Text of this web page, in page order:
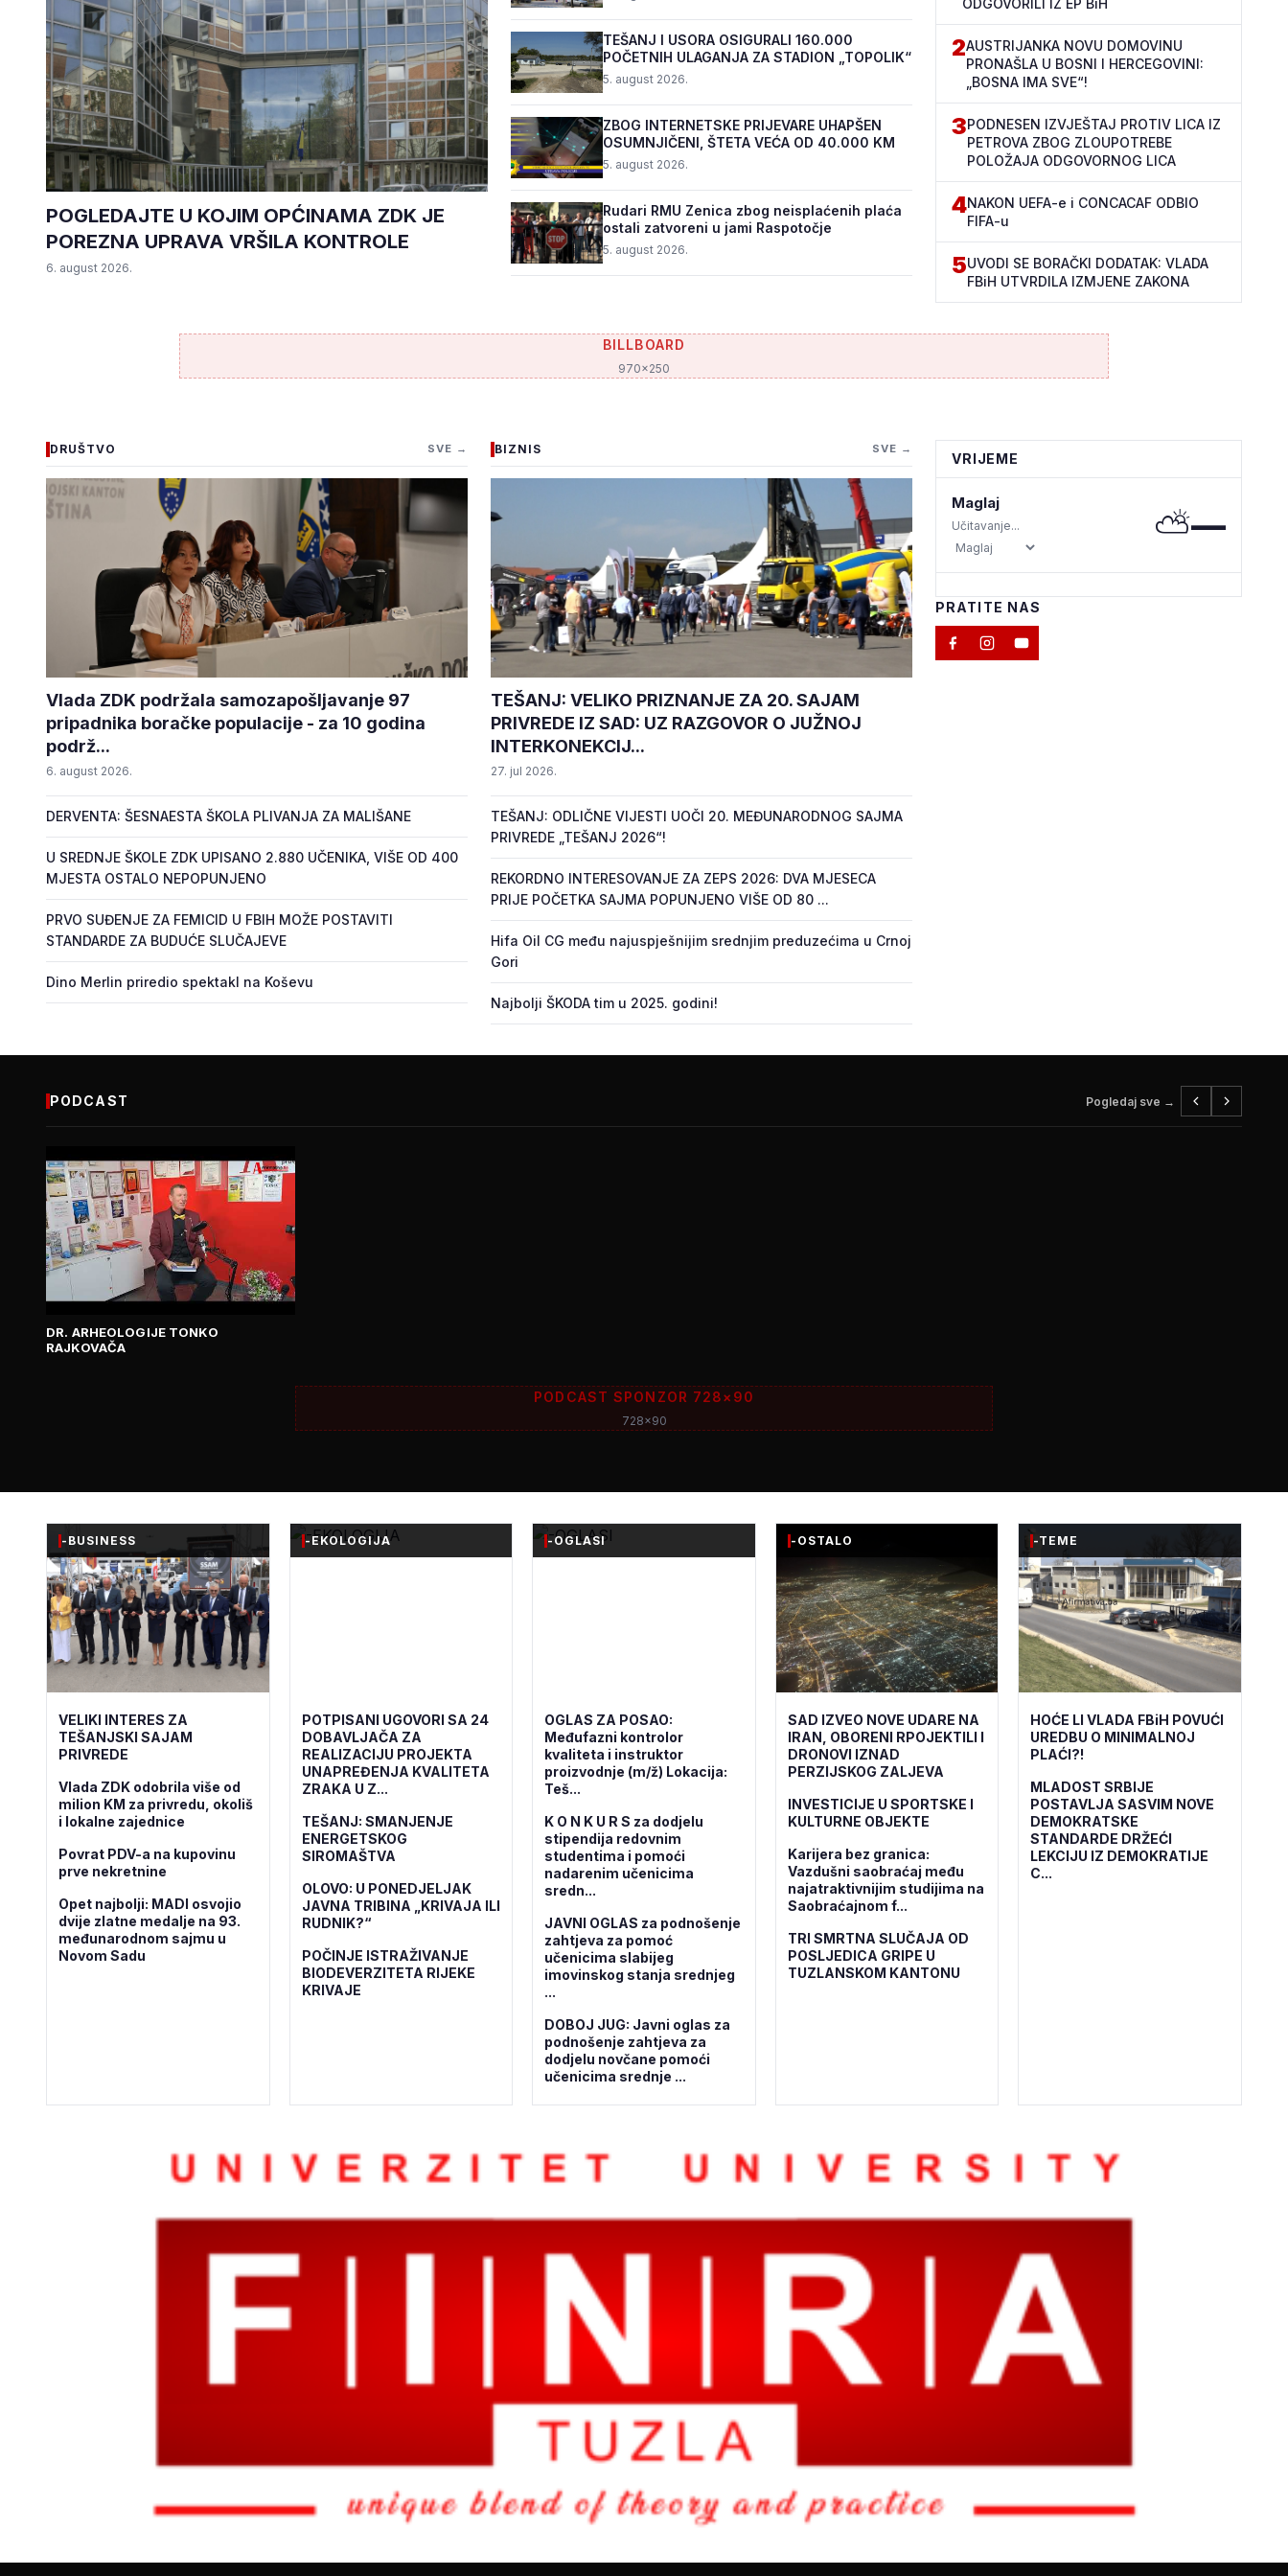
5. august 2026.• 160 pregleda
POGLEDAJTE U KOJIM OPĆINAMA ZDK JE
POREZNA UPRAVA VRŠILA KONTROLE
6. august 2026.
TEŠANJ I USORA OSIGURALI 160.000
POČETNIH ULAGANJA ZA STADION „TOPOLIK“
5. august 2026.
ZBOG INTERNETSKE PRIJEVARE UHAPŠEN
OSUMNJIČENI, ŠTETA VEĆA OD 40.000 KM
5. august 2026.
Rudari RMU Zenica zbog neisplaćenih plaća
ostali zatvoreni u jami Raspotočje
5. august 2026.
ODGOVORILI IZ EP BiH
2AUSTRIJANKA NOVU DOMOVINU
PRONAŠLA U BOSNI I HERCEGOVINI:
„BOSNA IMA SVE“!
3PODNESEN IZVJEŠTAJ PROTIV LICA IZ
PETROVA ZBOG ZLOUPOTREBE
POLOŽAJA ODGOVORNOG LICA
4NAKON UEFA-e i CONCACAF ODBIO
FIFA-u
5UVODI SE BORAČKI DODATAK: VLADA
FBiH UTVRDILA IZMJENE ZAKONA
BILLBOARD
970x250
DRUŠTVO SVE →
Vlada ZDK podržala samozapošljavanje 97
pripadnika boračke populacije - za 10 godina
podrž...
6. august 2026.
DERVENTA: ŠESNAESTA ŠKOLA PLIVANJA ZA MALIŠANE
U SREDNJE ŠKOLE ZDK UPISANO 2.880 UČENIKA, VIŠE OD 400
MJESTA OSTALO NEPOPUNJENO
PRVO SUĐENJE ZA FEMICID U FBIH MOŽE POSTAVITI
STANDARDE ZA BUDUĆE SLUČAJEVE
Dino Merlin priredio spektakl na Koševu
BIZNIS SVE →
TEŠANJ: VELIKO PRIZNANJE ZA 20. SAJAM
PRIVREDE IZ SAD: UZ RAZGOVOR O JUŽNOJ
INTERKONEKCIJ...
27. jul 2026.
TEŠANJ: ODLIČNE VIJESTI UOČI 20. MEĐUNARODNOG SAJMA
PRIVREDE „TEŠANJ 2026“!
REKORDNO INTERESOVANJE ZA ZEPS 2026: DVA MJESECA
PRIJE POČETKA SAJMA POPUNJENO VIŠE OD 80 ...
Hifa Oil CG među najuspješnijim srednjim preduzećima u Crnoj
Gori
Najbolji ŠKODA tim u 2025. godini!
VRIJEME
Maglaj
Učitavanje... ⛅—
PRATITE NAS
PODCAST Pogledaj sve →
DR. ARHEOLOGIJE TONKO
RAJKOVAČA
PODCAST SPONZOR 728×90
728x90
-BUSINESS
VELIKI INTERES ZA
TEŠANJSKI SAJAM
PRIVREDE
Vlada ZDK odobrila više od
milion KM za privredu, okoliš
i lokalne zajednice
Povrat PDV-a na kupovinu
prve nekretnine
Opet najbolji: MADI osvojio
dvije zlatne medalje na 93.
međunarodnom sajmu u
Novom Sadu
-EKOLOGIJA
POTPISANI UGOVORI SA 24
DOBAVLJAČA ZA
REALIZACIJU PROJEKTA
UNAPREĐENJA KVALITETA
ZRAKA U Z...
TEŠANJ: SMANJENJE
ENERGETSKOG
SIROMAŠTVA
OLOVO: U PONEDJELJAK
JAVNA TRIBINA „KRIVAJA ILI
RUDNIK?“
POČINJE ISTRAŽIVANJE
BIODEVERZITETA RIJEKE
KRIVAJE
-OGLASI
OGLAS ZA POSAO:
Međufazni kontrolor
kvaliteta i instruktor
proizvodnje (m/ž) Lokacija:
Teš...
K O N K U R S za dodjelu
stipendija redovnim
studentima i pomoći
nadarenim učenicima
sredn...
JAVNI OGLAS za podnošenje
zahtjeva za pomoć
učenicima slabijeg
imovinskog stanja srednjeg
...
DOBOJ JUG: Javni oglas za
podnošenje zahtjeva za
dodjelu novčane pomoći
učenicima srednje ...
-OSTALO
SAD IZVEO NOVE UDARE NA
IRAN, OBORENI RPOJEKTILI I
DRONOVI IZNAD
PERZIJSKOG ZALJEVA
INVESTICIJE U SPORTSKE I
KULTURNE OBJEKTE
Karijera bez granica:
Vazdušni saobraćaj među
najatraktivnijim studijima na
Saobraćajnom f...
TRI SMRTNA SLUČAJA OD
POSLJEDICA GRIPE U
TUZLANSKOM KANTONU
-TEME
HOĆE LI VLADA FBiH POVUĆI
UREDBU O MINIMALNOJ
PLAĆI?!
MLADOST SRBIJE
POSTAVLJA SASVIM NOVE
DEMOKRATSKE
STANDARDE DRŽEĆI
LEKCIJU IZ DEMOKRATIJE
C...